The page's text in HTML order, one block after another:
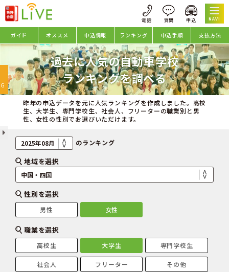
NAVI
ガイド オススメ 申込情報 ランキング 申込手順 支払方法
過去に人気の自動車学校
ランキングを調べる
昨年の申込データを元に人気ランキングを作成しました。高校
生、大学生、専門学校生、社会人、フリーターの職業別と男
性、女性の性別でお選びいただけます。
のランキング
地域を選択
性別を選択
男性 女性
職業を選択
高校生 大学生 専門学校生
社会人 フリーター その他